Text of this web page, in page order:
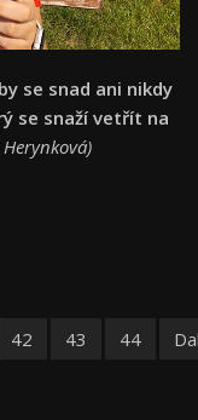
se snad ani nikdy
se snaží vetřít na
42 43 44